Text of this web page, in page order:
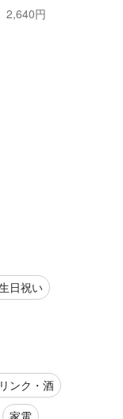
2,640円
日祝い
ンク・酒
家電